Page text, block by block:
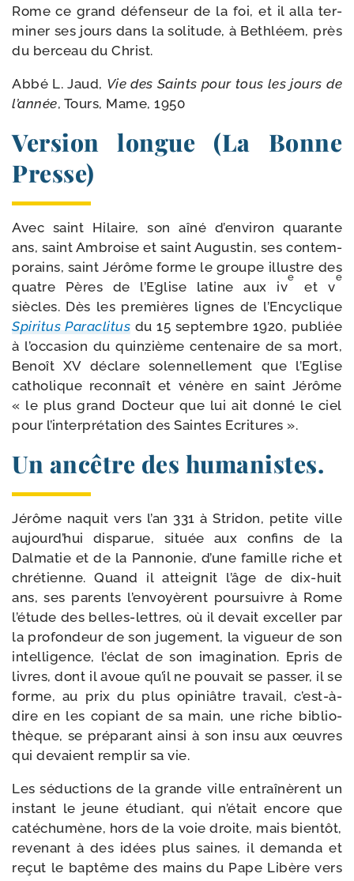
Rome ce grand défen­seur de la foi, et il alla ter­
mi­ner ses jours dans la soli­tude, à Bethléem, près
du ber­ceau du Christ.
Abbé L. Jaud, Vie des Saints pour tous les jours de
l’an­née, Tours, Mame, 1950
Version longue (La Bonne
Presse)
Avec saint Hilaire, son aîné d’environ qua­rante
ans, saint Am­broise et saint Augustin, ses contem­
po­rains, saint Jérôme forme le groupe illustre des
quatre Pères de l’Eglise latine aux iv
e
et v
e
siècles. Dès les pre­mières lignes de l’Encyclique
Spiritus Paraclitus du 15 sep­tembre 1920, publiée
à l’occasion du quin­zième cen­te­naire de sa mort,
Benoît XV déclare solen­nel­le­ment que l’Eglise
catho­lique recon­naît et vénère en saint Jérôme
« le plus grand Docteur que lui ait don­né le ciel
pour l’interprétation des Saintes Ecritures ».
Un ancêtre des humanistes.
Jérôme naquit vers l’an 331 à Stridon, petite ville
aujourd’hui dis­pa­rue, située aux confins de la
Dalmatie et de la Pannonie, d’une famille riche et
chré­tienne. Quand il attei­gnit l’âge de dix-​huit
ans, ses parents l’en­voyèrent pour­suivre à Rome
l’étude des belles-​lettres, où il devait excel­ler par
la pro­fon­deur de son juge­ment, la vigueur de son
intel­li­gence, l’éclat de son ima­gi­na­tion. Epris de
livres, dont il avoue qu’il ne pou­vait se pas­ser, il se
forme, au prix du plus opi­niâtre tra­vail, c’est-à-
dire en les copiant de sa main, une riche biblio­
thèque, se pré­pa­rant ain­si à son insu aux œuvres
qui devaient rem­plir sa vie.
Les séduc­tions de la grande ville entraî­nèrent un
ins­tant le jeune étu­diant, qui n’était encore que
caté­chu­mène, hors de la voie droite, mais bien­tôt,
reve­nant à des idées plus saines, il deman­da et
reçut le bap­tême des mains du Pape Libère vers